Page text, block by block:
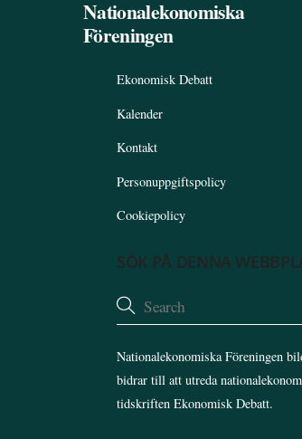
Nationalekonomiska
Föreningen
Ekonomisk Debatt
Kalender
Kontakt
Personuppgiftspolicy
Cookiepolicy
SÖK PÅ DENNA
Nationalekonomiska Föreningen
bidrar till att utreda
tidskriften Ekonomisk Debatt.